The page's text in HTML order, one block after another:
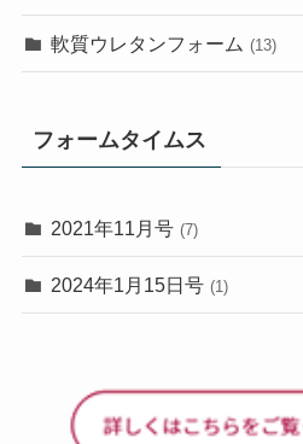
軟質ウレタンフォーム (13)
フォームタイムス
2021年11月号 (7)
2024年1月15日号 (1)